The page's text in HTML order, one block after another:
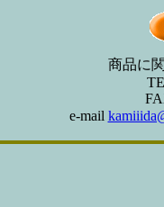
商品に
e-mail